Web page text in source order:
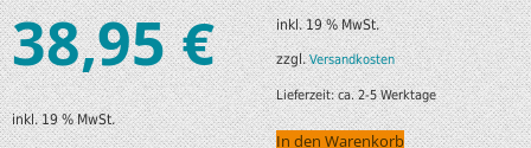
38,95€
inkl. 19 % MwSt.
inkl. 19 % MwSt.
zzgl.Versandkosten
Lieferzeit:ca. 2-5 Werktage
In den Warenkorb